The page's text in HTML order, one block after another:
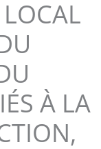
À LA